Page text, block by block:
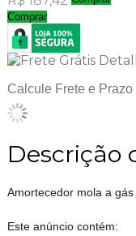
Comprar
Calcule Frete e Prazo
Descrição
Amortecedor mola a gás
Este anúncio contém: